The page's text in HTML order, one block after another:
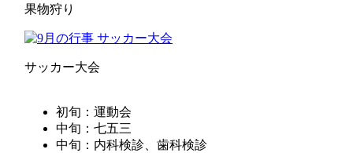
果物狩り
サッカー大会
初旬：運動会
中旬：七五三
中旬：内科検診、歯科検診